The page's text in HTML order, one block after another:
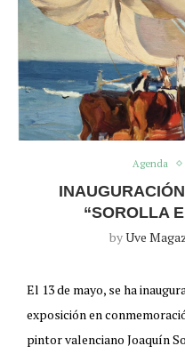
Agenda
“SOROLLA
byUve
El 13 de mayo, se ha
exposición en
pintor valenciano Joaquín